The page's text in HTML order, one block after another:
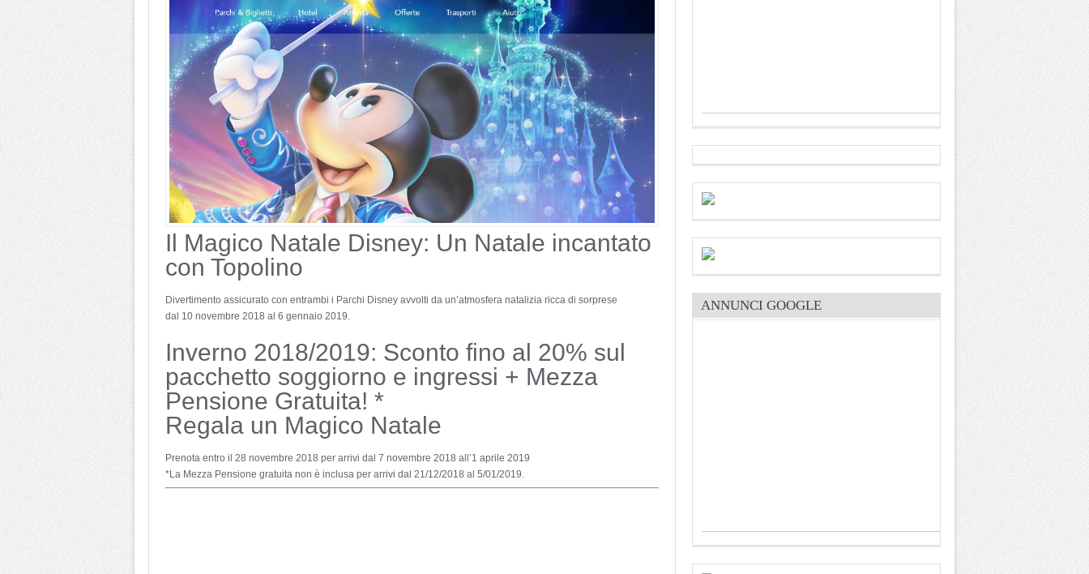
Il Magico Natale Disney: Un Natale incantato
con Topolino
Divertimento assicurato con entrambi i Parchi Disney avvolti da un’atmosfera natalizia ricca di sorprese
dal 10 novembre 2018 al 6 gennaio 2019.
Inverno 2018/2019: Sconto fino al 20% sul
pacchetto soggiorno e ingressi + Mezza
Pensione Gratuita! *
Regala un Magico Natale
Prenota entro il 28 novembre 2018 per arrivi dal 7 novembre 2018 all’1 aprile 2019
*La Mezza Pensione gratuita non è inclusa per arrivi dal 21/12/2018 al 5/01/2019.
ANNUNCI GOOGLE